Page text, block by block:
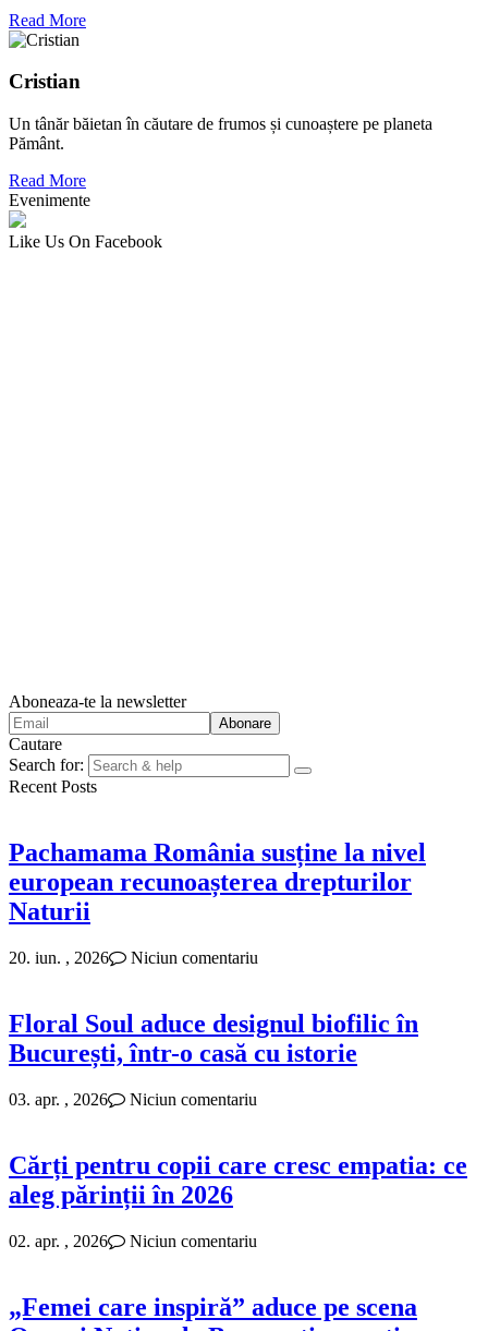
Read More
Cristian
Un tânăr băietan în căutare de frumos și cunoaștere pe planeta
Pământ.
Read More
Evenimente
Like Us On Facebook
Aboneaza-te la newsletter
Cautare
Search for:
Recent Posts
Pachamama România susține la nivel
european recunoașterea drepturilor
Naturii
20. iun. , 2026 Niciun comentariu
Floral Soul aduce designul biofilic în
București, într-o casă cu istorie
03. apr. , 2026 Niciun comentariu
Cărți pentru copii care cresc empatia: ce
aleg părinții în 2026
02. apr. , 2026 Niciun comentariu
„Femei care inspiră” aduce pe scena